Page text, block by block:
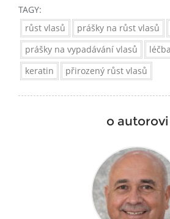
TAGY:
růst vlasů
prášky na růst vlasů
prášky na vypadávání vlasů
keratin
přirozený růst vlasů
o autorovi